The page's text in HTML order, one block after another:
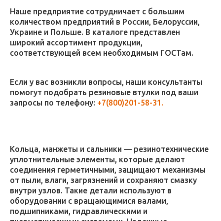
Наше предприятие сотрудничает с большим
количеством предприятий в России, Белоруссии,
Украине и Польше. В каталоге представлен
широкий ассортимент продукции,
соответствующей всем необходимым ГОСТам.
Если у вас возникли вопросы, наши консультанты
помогут подобрать резиновые втулки под ваши
запросы по телефону: +7(800)201-58-31.
Кольца, манжеты и сальники — резинотехнические
уплотнительные элементы, которые делают
соединения герметичными, защищают механизмы
от пыли, влаги, загрязнений и сохраняют смазку
внутри узлов. Такие детали используют в
оборудовании с вращающимися валами,
подшипниками, гидравлическими и